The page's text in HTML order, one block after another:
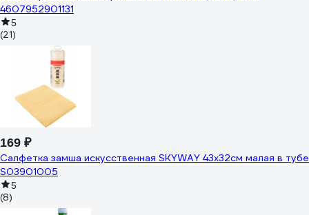
4607952901131
5
(21)
169 ₽
Салфетка замша искусственная SKYWAY 43х32см малая в тубе
S03901005
5
(8)